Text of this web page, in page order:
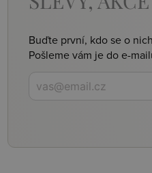
Buďte první, kdo se o
Pošleme vám je do e-